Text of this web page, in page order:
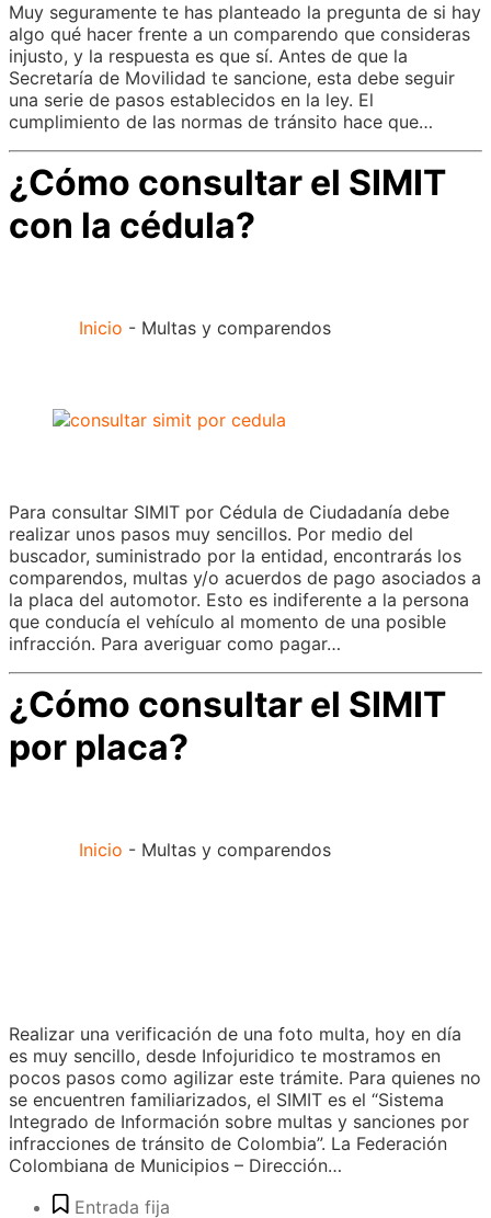
Muy seguramente te has planteado la pregunta de si hay
algo qué hacer frente a un comparendo que consideras
injusto, y la respuesta es que sí. Antes de que la
Secretaría de Movilidad te sancione, esta debe seguir
una serie de pasos establecidos en la ley. El
cumplimiento de las normas de tránsito hace que…
¿Cómo consultar el SIMIT
con la cédula?
Inicio - Multas y comparendos
Para consultar SIMIT por Cédula de Ciudadanía debe
realizar unos pasos muy sencillos. Por medio del
buscador, suministrado por la entidad, encontrarás los
comparendos, multas y/o acuerdos de pago asociados a
la placa del automotor. Esto es indiferente a la persona
que conducía el vehículo al momento de una posible
infracción. Para averiguar como pagar…
¿Cómo consultar el SIMIT
por placa?
Inicio - Multas y comparendos
Realizar una verificación de una foto multa, hoy en día
es muy sencillo, desde Infojuridico te mostramos en
pocos pasos como agilizar este trámite. Para quienes no
se encuentren familiarizados, el SIMIT es el “Sistema
Integrado de Información sobre multas y sanciones por
infracciones de tránsito de Colombia”. La Federación
Colombiana de Municipios – Dirección…
Entrada fija